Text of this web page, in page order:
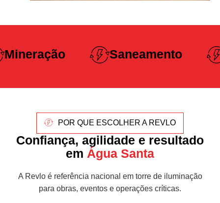
Saneamento
Construção
Pesada
POR QUE ESCOLHER A REVLO
Confiança, agilidade e resultado
em Água Santa
A Revlo é referência nacional em torre de iluminação
para obras, eventos e operações críticas.